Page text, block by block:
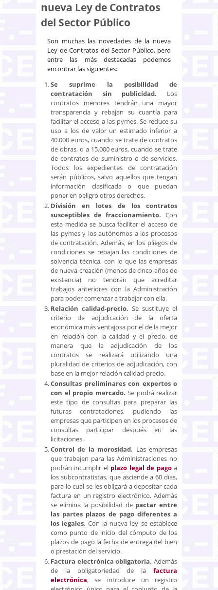
nueva Ley de Contratos
del Sector Público
Son muchas las novedades de la nueva
Ley de Contratos del Sector Público, pero
entre las más destacadas podemos
encontrar las siguientes:
Se suprime la posibilidad de
contratación sin publicidad. Los
contratos menores tendrán una mayor
transparencia y rebajan su cuantía para
facilitar el acceso a las pymes. Se reduce su
uso a los de valor un estimado inferior a
40.000 euros, cuando se trate de contratos
de obras, o a 15.000 euros, cuando se trate
de contratos de suministro o de servicios.
Todos los expedientes de contratación
serán públicos, salvo aquellos que tengan
información clasificada o que puedan
poner en peligro otros derechos.
División en lotes de los contratos
susceptibles de fraccionamiento. Con
esta medida se busca facilitar el acceso de
las pymes y los autónomos a los procesos
de contratación. Además, en los pliegos de
condiciones se rebajan las condiciones de
solvencia técnica, con lo que las empresas
de nueva creación (menos de cinco años de
existencia) no tendrán que acreditar
trabajos anteriores con la Administración
para poder comenzar a trabajar con ella.
Relación calidad-precio. Se sustituye el
criterio de adjudicación de la oferta
económica más ventajosa por el de la mejor
en relación con la calidad y el precio, de
manera que la adjudicación de los
contratos se realizará utilizando una
pluralidad de criterios de adjudicación, con
base en la mejor relación calidad-precio.
Consultas preliminares con expertos o
con el propio mercado. Se podrá realizar
este tipo de consultas para preparar las
futuras contrataciones, pudiendo las
empresas que participen en los procesos de
consultas participar después en las
licitaciones.
Control de la morosidad. Las empresas
que trabajen para las Administraciones no
podrán incumplir el plazo legal de pagoa
los subcontratistas, que asciende a 60 días,
para lo cual se les obligará a depositar cada
factura en un registro electrónico. Además
se elimina la posibilidad de pactar entre
las partes plazos de pago diferentes a
los legales. Con la nueva ley se establece
como punto de inicio del cómputo de los
plazos de pago la fecha de entrega del bien
o prestación del servicio.
Factura electrónica obligatoria. Además
de la obligatoriedad de la factura
electrónica, se introduce un registro